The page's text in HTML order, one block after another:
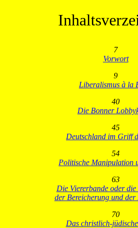
7
Vorwort
9
Liberalismus à la
40
Die Bonner
45
Deutschland im Griff
54
Politische Manipulation
63
Die Viererbande oder
der Bereicherung und der
70
Das christlich-